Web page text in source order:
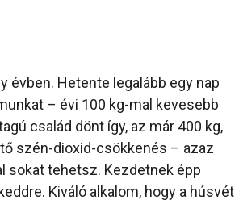
évben. Hetente legalább egy nap
– évi 100 kg-mal kevesebb
család dönt így, az már 400 kg,
szén-dioxid-csökkenés – azaz
sokat tehetsz. Kezdetnek épp
Kiváló alkalom, hogy a húsvét